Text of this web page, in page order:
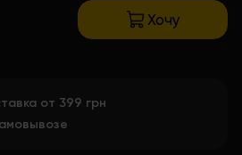
Хочу
от 399 грн